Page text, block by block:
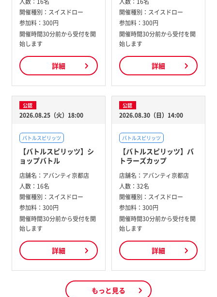
開催種別： スイスドロー
参加料： 300円
開催時間30分前から受付を開
始します
詳細
開催種別： スイスドロー
参加料： 300円
開催時間30分前から受付を開
始します
詳細
公認
2026.08.25（火）18:00
バトルスピリッツ
【バトルスピリッツ】シ
ョップバトル
店舗名： アバンティ京都店
人数： 16名
開催種別： スイスドロー
参加料： 300円
開催時間30分前から受付を開
始します
詳細
公認
2026.08.30（日）14:00
バトルスピリッツ
【バトルスピリッツ】バ
トラーズカップ
店舗名： アバンティ京都店
人数： 32名
開催種別： スイスドロー
参加料： 300円
開催時間30分前から受付を開
始します
詳細
もっと見る